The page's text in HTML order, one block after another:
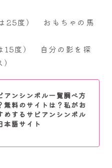
25度） おもちゃの馬
15度） 自分の影を探
アンシンボル一覧調べ方
無料のサイトは？私がお
めするサビアンシンボル
本語サイト